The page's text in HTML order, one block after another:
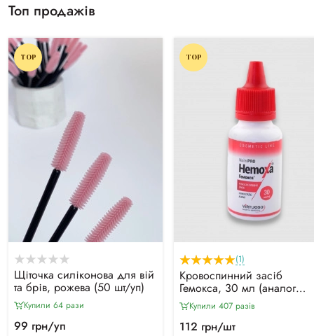
Топ продажів
TOP
Щіточка силіконова для вій
та брів, рожева (50 шт/уп)
Купили 64 рази
99 грн/уп
TOP
(1)
Кровоспинний засіб
Гемокса, 30 мл (аналог
Капрамін)
Купили 407 разiв
112 грн/шт